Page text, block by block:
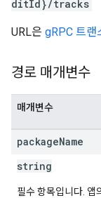
ditId}/tracks
URL은 gRPC 트랜
경로 매개변수
매개변수
packageName
string
필수 항목입니다. 앱